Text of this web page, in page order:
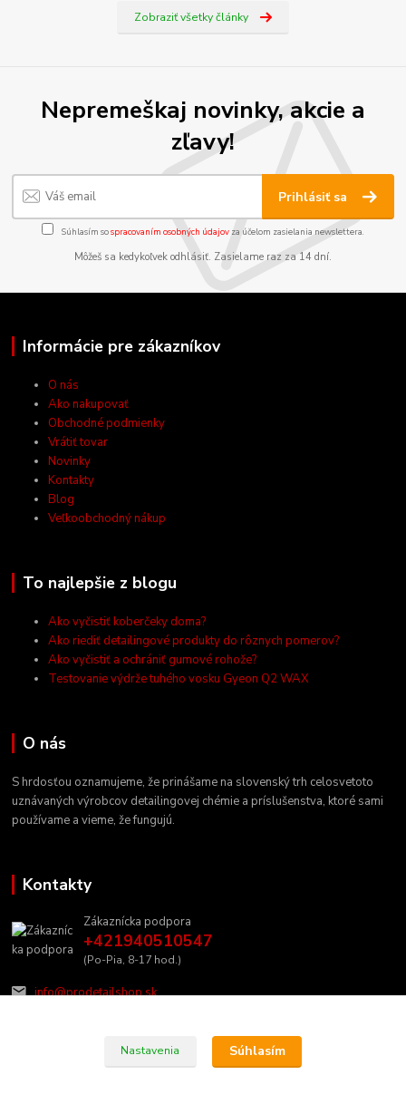
Zobraziť všetky články
Nepremeškaj novinky, akcie a
zľavy!
Prihlásiť sa
Súhlasím sospracovaním osobných údajov za účelom zasielania newslettera.
Môžeš sa kedykoľvek odhlásiť. Zasielame raz za 14 dní.
Informácie pre zákazníkov
O nás
Ako nakupovať
Obchodné podmienky
Vrátiť tovar
Novinky
Kontakty
Blog
Veľkoobchodný nákup
To najlepšie z blogu
Ako vyčistiť koberčeky doma?
Ako riediť detailingové produkty do rôznych pomerov?
Ako vyčistiť a ochrániť gumové rohože?
Testovanie výdrže tuhého vosku Gyeon Q2 WAX
O nás
S hrdosťou oznamujeme, že prinášame na slovenský trh celosvetoto
uznávaných výrobcov detailingovej chémie a príslušenstva, ktoré sami
používame a vieme, že fungujú.
Kontakty
Zákaznícka podpora
+421940510547
(Po-Pia, 8-17 hod.)
info@prodetailshop.sk
Nastavenia Súhlasím